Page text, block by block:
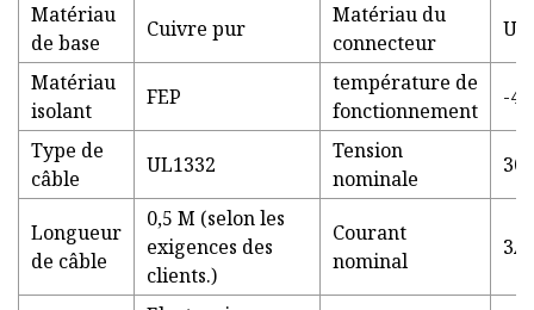
Matériau
de base
Cuivre pur
Matériau du
connecteur
Matériau
isolant
FEP
température de
fonctionnement
-
Type de
câble
UL1332
Tension
nominale
Longueur
de câble
0,5 M (selon les
exigences des
clients.)
Courant
nominal
3A